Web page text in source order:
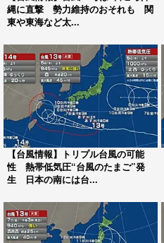
縄に直撃 勢力維持のおそれも 関
東や東海など太...
【台風情報】トリプル台風の可能
性 熱帯低気圧“台風のたまご”発
生 日本の南には台...